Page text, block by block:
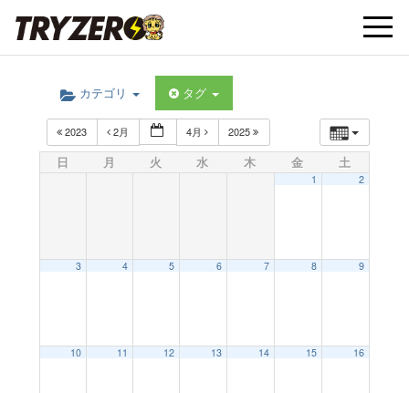
t
カテゴリ タグ
2023 2月 4月 2025
日 月 火 水 木 金 土
1 2
3 4 5 6 7 8 9
10 11 12 13 14 15 16